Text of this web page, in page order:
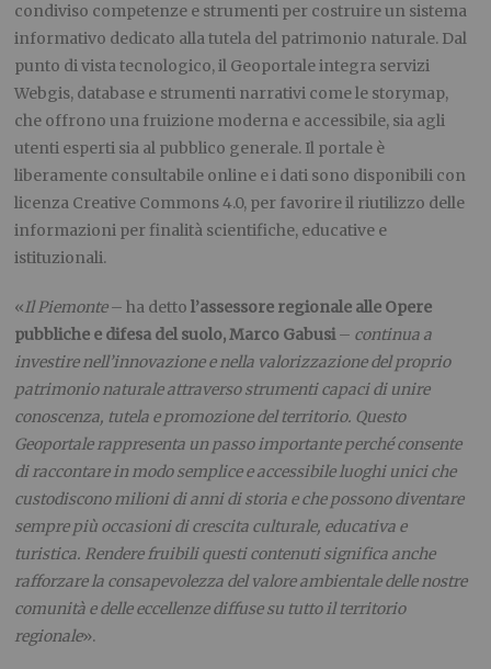
condiviso competenze e strumenti per costruire un sistema
informativo dedicato alla tutela del patrimonio naturale. Dal
punto di vista tecnologico, il Geoportale integra servizi
Webgis, database e strumenti narrativi come le storymap,
che offrono una fruizione moderna e accessibile, sia agli
utenti esperti sia al pubblico generale. Il portale è
liberamente consultabile online e i dati sono disponibili con
licenza Creative Commons 4.0, per favorire il riutilizzo delle
informazioni per finalità scientifiche, educative e
istituzionali.
«Il Piemonte– ha dettol’assessore regionale alle Opere
pubbliche e difesa del suolo, Marco Gabusi– continua a
investire nell’innovazione e nella valorizzazione del proprio
patrimonio naturale attraverso strumenti capaci di unire
conoscenza, tutela e promozione del territorio. Questo
Geoportale rappresenta un passo importante perché consente
di raccontare in modo semplice e accessibile luoghi unici che
custodiscono milioni di anni di storia e che possono diventare
sempre più occasioni di crescita culturale, educativa e
turistica. Rendere fruibili questi contenuti significa anche
rafforzare la consapevolezza del valore ambientale delle nostre
comunità e delle eccellenze diffuse su tutto il territorio
regionale».